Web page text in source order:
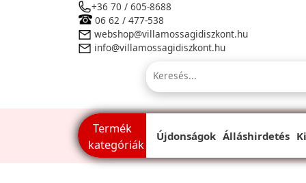
+36 70 / 605-8688
06 62 / 477-538
webshop@villamossagidiszkont.hu
info@villamossagidiszkont.hu
Termék
kategóriák
Újdonságok Álláshirdetés